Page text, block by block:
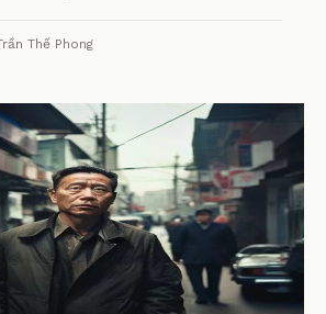
Thế Phong